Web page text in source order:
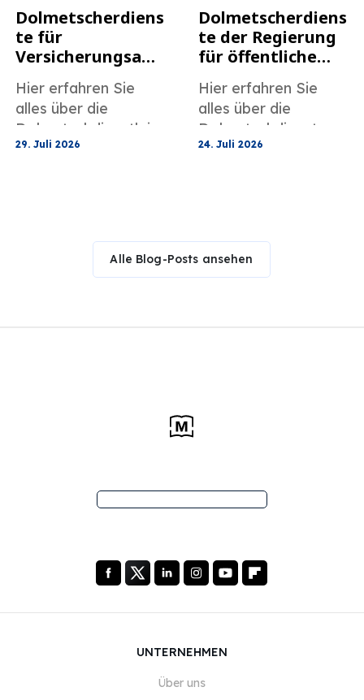
Dolmetscherdiens
te für
Versicherungsang
elegenheiten und
Kundenbetreuun
g
Hier erfahren Sie
alles über die
Dolmetschdienstleist
ungen von
29. Juli 2026
Dolmetscherdiens
te der Regierung
für öffentliche
Einrichtungen
und
Gemeindeprogra
mme
Hier erfahren Sie
alles über die
Dolmetschdienste
von MotaWord für
24. Juli 2026
Alle Blog-Posts ansehen
UNTERNEHMEN
Über uns